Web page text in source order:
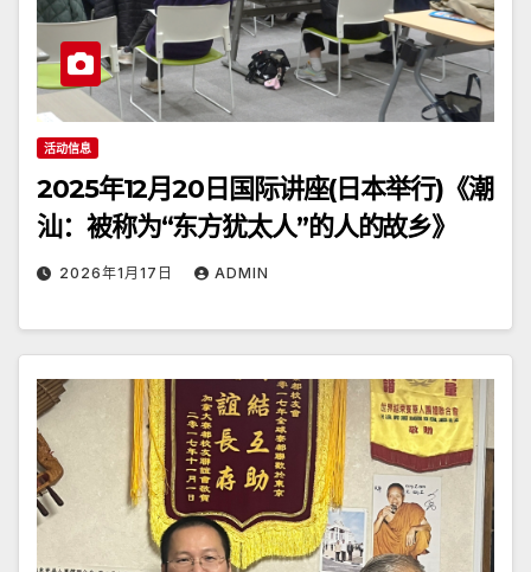
活动信息
2025年12月20日国际讲座(日本举行)《潮
汕：被称为“东方犹太人”的人的故乡》
2026年1月17日 ADMIN